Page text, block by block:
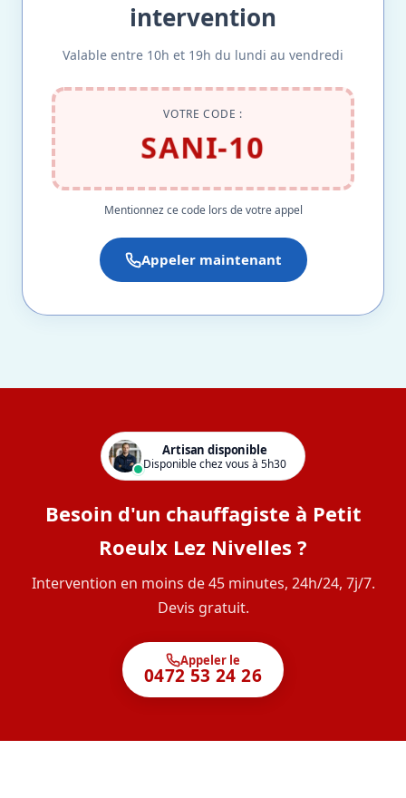
intervention
Valable entre 10h et 19h du lundi au vendredi
VOTRE CODE :
SANI-10
Mentionnez ce code lors de votre appel
Appeler maintenant
Artisan disponible
Disponible chez vous à 5h30
Besoin d'un chauffagiste à Petit
Roeulx Lez Nivelles ?
Intervention en moins de 45 minutes, 24h/24, 7j/7.
Devis gratuit.
Appeler le
0472 53 24 26